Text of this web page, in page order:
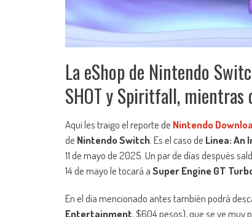
La eShop de Nintendo
SHOT y Spiritfall, mientras
Aquí les traigo el reporte de Nintendo
de Nintendo Switch. Es el caso de Linea: An
11 de mayo de 2025. Un par de días después
14 de mayo le tocará aSuper Engine GT
En el día mencionado antes también podrá
Entertainment, $604 pesos), que se ve muy